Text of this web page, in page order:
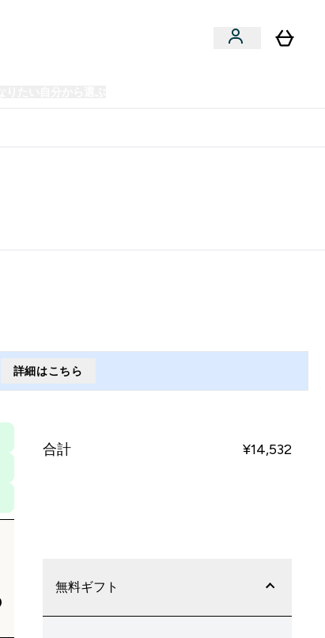
詳細はこちら
合計 ¥14,532‎
無料ギフト